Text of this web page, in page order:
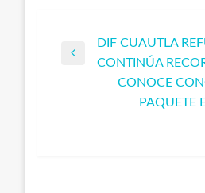
Entrada
DIF CUAUTLA
CONTINÚA
CONOCE
PAQUETE